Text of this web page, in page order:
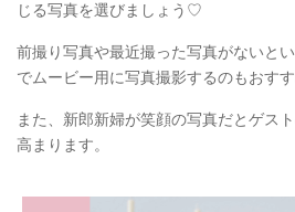
じる写真を選びましょう♡
前撮り写真や最近撮った写真がないと
でムービー用に写真撮影するのもおすす
また、新郎新婦が笑顔の写真だとゲス
高まります。